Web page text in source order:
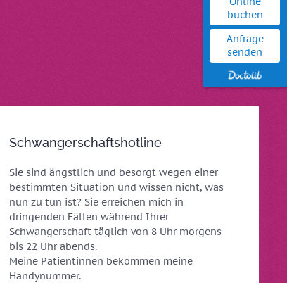
buchen
Anfrage
senden
Schwangerschaftshotline
Sie sind ängstlich und besorgt wegen einer
bestimmten Situation und wissen nicht, was
nun zu tun ist? Sie erreichen mich in
dringenden Fällen während Ihrer
Schwangerschaft täglich von 8 Uhr morgens
bis 22 Uhr abends.
Meine Patientinnen bekommen meine
Handynummer.